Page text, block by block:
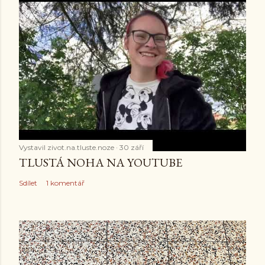
Vystavil zivot.na.tluste.noze 30 září
TLUSTÁ NOHA NA YOUTUBE
Sdílet 1 komentář